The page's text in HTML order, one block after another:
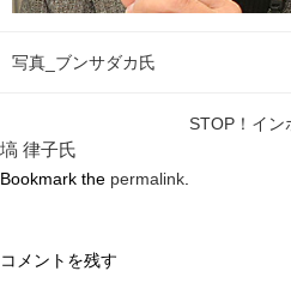
写真_ブンサダカ氏
STOP！イ
塙 律子氏
Bookmark the permalink
コメントを残す